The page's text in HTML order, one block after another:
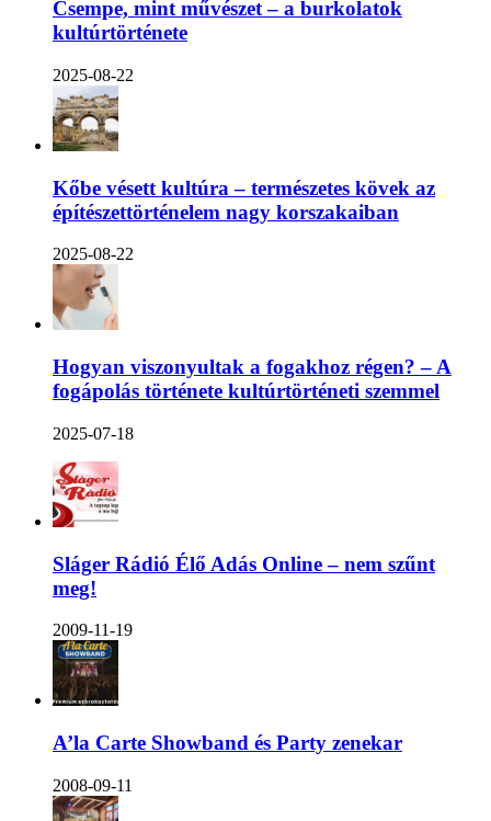
Csempe, mint művészet – a burkolatok
kultúrtörténete
2025-08-22
Kőbe vésett kultúra – természetes kövek az
építészettörténelem nagy korszakaiban
2025-08-22
Hogyan viszonyultak a fogakhoz régen? – A
fogápolás története kultúrtörténeti szemmel
2025-07-18
Sláger Rádió Élő Adás Online – nem szűnt
meg!
2009-11-19
A’la Carte Showband és Party zenekar
2008-09-11